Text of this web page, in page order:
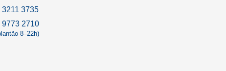
3211 3735
9773 2710
8–22h)